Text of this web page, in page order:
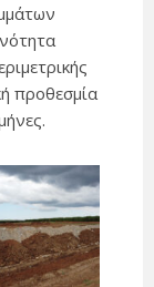
προθεσμία